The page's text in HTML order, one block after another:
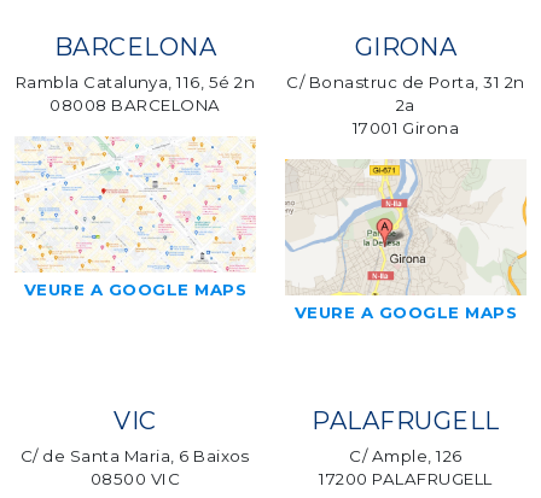
BARCELONA
Rambla Catalunya, 116, 5é 2n
08008 BARCELONA
VEURE A GOOGLE MAPS
GIRONA
C/ Bonastruc de Porta, 31 2n
2a
17001 Girona
VEURE A GOOGLE MAPS
VIC
C/ de Santa Maria, 6 Baixos
08500 VIC
PALAFRUGELL
C/ Ample, 126
17200 PALAFRUGELL